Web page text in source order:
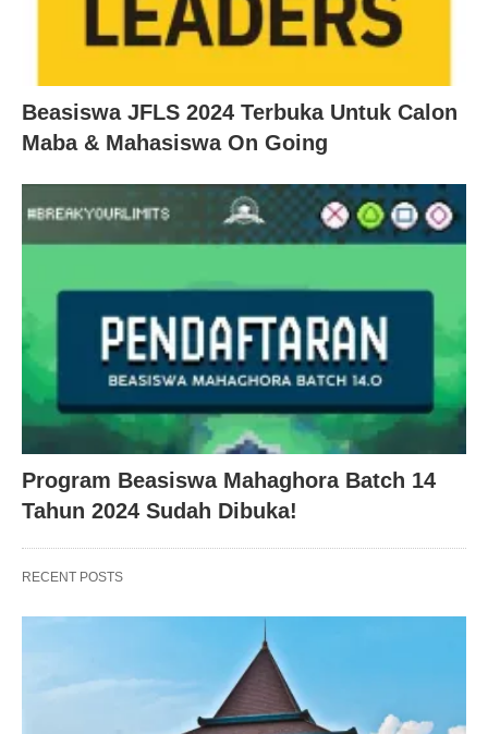
Beasiswa JFLS 2024 Terbuka Untuk Calon
Maba & Mahasiswa On Going
Program Beasiswa Mahaghora Batch 14
Tahun 2024 Sudah Dibuka!
RECENT POSTS